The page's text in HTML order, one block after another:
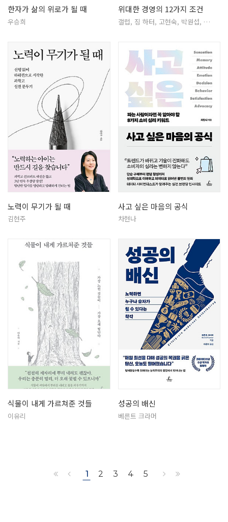
한자가 삶의 위로가 될 때
우승희
위대한 경영의 12가지 조건
갤럽, 짐 하터, 고현숙, 박원섭, …
노력이 무기가 될 때
김현주
사고 싶은 마음의 공식
차현나
식물이 내게 가르쳐준 것들
이유리
성공의 배신
베른트 크라머
1 2 3 4 5